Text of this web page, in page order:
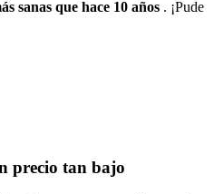
sanas que hace 10 años . ¡Pude
precio tan bajo